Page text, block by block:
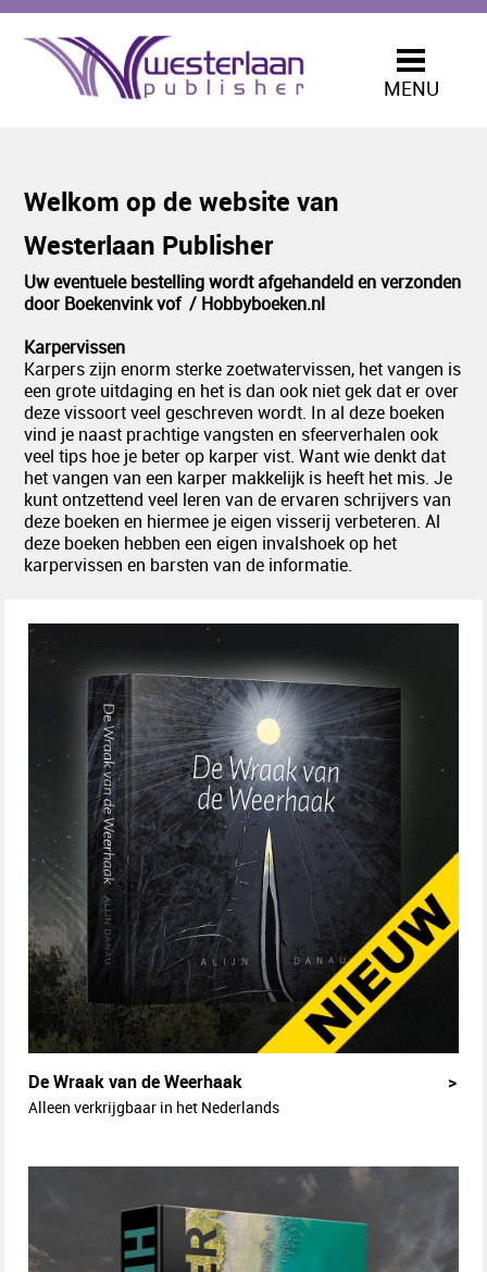
Vliegvissen
Roofvissen
MENU
Welkom op de website van
Westerlaan Publisher
Uw eventuele bestelling wordt afgehandeld en verzonden
door Boekenvink vof / Hobbyboeken.nl
Karpervissen
Karpers zijn enorm sterke zoetwatervissen, het vangen is
een grote uitdaging en het is dan ook niet gek dat er over
deze vissoort veel geschreven wordt. In al deze boeken
vind je naast prachtige vangsten en sfeerverhalen ook
veel tips hoe je beter op karper vist. Want wie denkt dat
het vangen van een karper makkelijk is heeft het mis. Je
kunt ontzettend veel leren van de ervaren schrijvers van
deze boeken en hiermee je eigen visserij verbeteren. Al
deze boeken hebben een eigen invalshoek op het
karpervissen en barsten van de informatie.
De Wraak van de Weerhaak >
Alleen verkrijgbaar in het Nederlands